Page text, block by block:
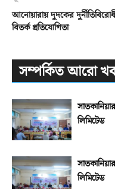
আনোয়ারায় দুদকের
বিতর্ক প্রতিযোগিতা
সম্পর্কিত আরো
লিমিটেড
লিমিটেড